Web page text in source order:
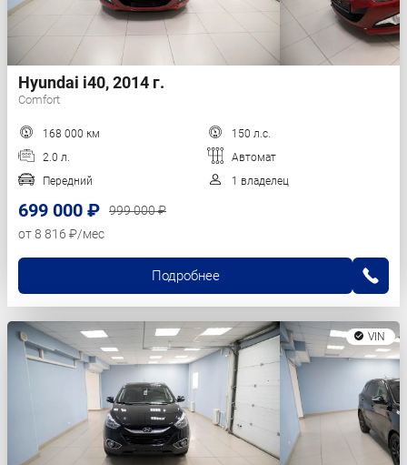
Hyundai i40, 2014 г.
Comfort
168 000 км
150 л.с.
2.0 л.
Автомат
Передний
1 владелец
699 000 ₽
999 000 ₽
от 8 816 ₽/мес
Подробнее
VIN